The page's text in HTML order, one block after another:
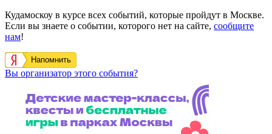
Кудамоскоу в курсе всех событий, которые пройдут в Москве.
Если вы знаете о событии, которого нет на сайте, сообщите
нам!
Напомнить
Вы организатор этого события?